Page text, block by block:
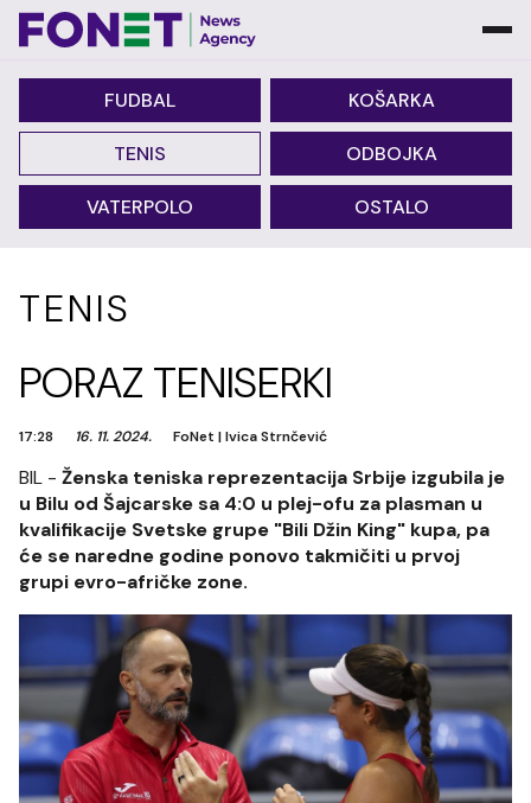
FUDBAL KOŠARKA
TENIS ODBOJKA
VATERPOLO OSTALO
TENIS
PORAZ TENISERKI
17:28 16. 11. 2024. FoNet |Ivica Strnčević
BIL - Ženska teniska reprezentacija Srbije izgubila je
u Bilu od Šajcarske sa 4:0 u plej-ofu za plasman u
kvalifikacije Svetske grupe "Bili Džin King" kupa, pa
će se naredne godine ponovo takmičiti u prvoj
grupi evro-afričke zone.